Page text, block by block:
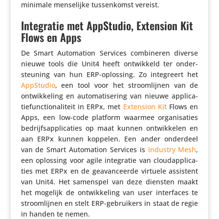
minimale mense­lijke tussen­komst vereist.
​Integratie met AppStudio, Extension Kit
Flows en Apps
​
De Smart Auto­ma­tion Services combi­neren diverse
nieuwe tools die Unit4 heeft ontwik­keld ter onder­
steu­ning van hun ERP-oplossing. Zo inte­greert het
AppStudio, een tool voor het stroom­lijnen van de
ontwik­ke­ling en auto­ma­ti­se­ring van nieuwe appli­ca­
tie­func­ti­o­na­li­teit in ERPx, met Extension KitFlows en
Apps, een low-code platform waarmee orga­ni­sa­ties
bedrijfs­ap­pli­ca­ties op maat kunnen ontwik­kelen en
aan ERPx kunnen koppelen. Een ander onderdeel
van de Smart Auto­ma­tion Services is Industry Mesh,
een oplossing voor agile inte­gratie van cloud­ap­pli­ca­
ties met ERPx en de geavan­ceerde virtuele assistent
van Unit4. Het samenspel van deze diensten maakt
het mogelijk de ontwik­ke­ling van user inter­faces te
stroom­lijnen en stelt ERP-gebrui­kers in staat de regie
in handen te nemen.